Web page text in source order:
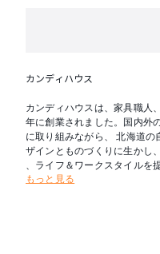
カンディハウス
カンディハウスは、家具職人
年に創業されました。国内外
に取り組みながら、 北海道
ザインとものづくりに生かし
、ライフ＆ワークスタイルを
もっと見る